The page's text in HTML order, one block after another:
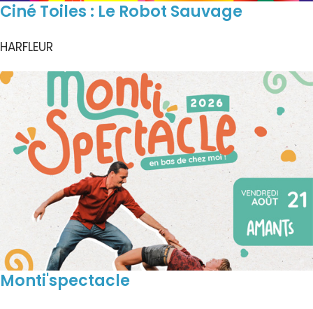
Ciné Toiles : Le Robot Sauvage
HARFLEUR
Monti'spectacle